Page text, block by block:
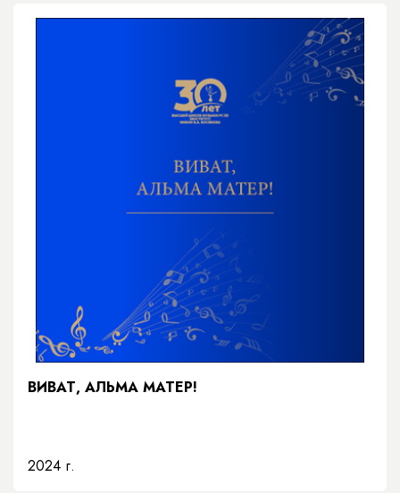
ВИВАТ, АЛЬМА МАТЕР!
2024 г.